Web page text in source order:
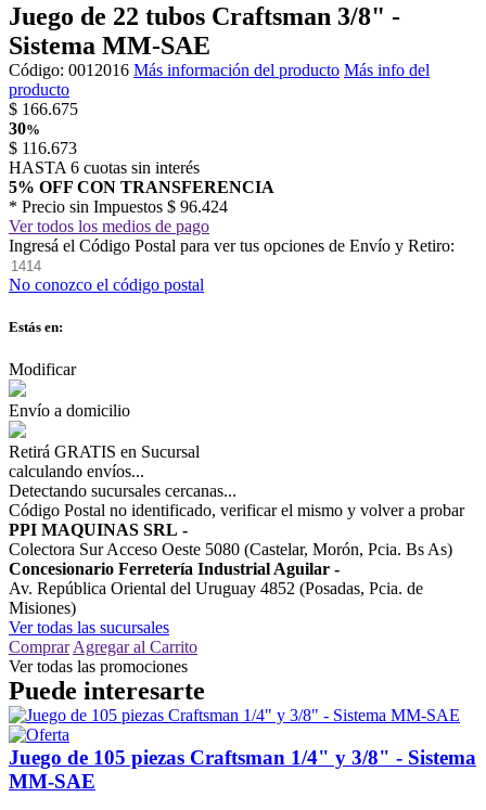
Juego de 22 tubos Craftsman 3/8" -
Sistema MM-SAE
Código: 0012016 Más información del producto Más info del
producto
$ 166.675
30%
$ 116.673
HASTA 6 cuotas sin interés
5% OFF CON TRANSFERENCIA
* Precio sin Impuestos $ 96.424
Ver todos los medios de pago
Ingresá el Código Postal para ver tus opciones de Envío y Retiro:
No conozco el código postal
Estás en:
Modificar
Envío a domicilio
Retirá GRATIS en Sucursal
calculando envíos...
Detectando sucursales cercanas...
Código Postal no identificado, verificar el mismo y volver a probar
PPI MAQUINAS SRL -
Colectora Sur Acceso Oeste 5080 (Castelar, Morón, Pcia. Bs As)
Concesionario Ferretería Industrial Aguilar -
Av. República Oriental del Uruguay 4852 (Posadas, Pcia. de
Misiones)
Ver todas las sucursales
Comprar Agregar al Carrito
Ver todas las promociones
Puede interesarte
Juego de 105 piezas Craftsman 1/4" y 3/8" - Sistema
MM-SAE